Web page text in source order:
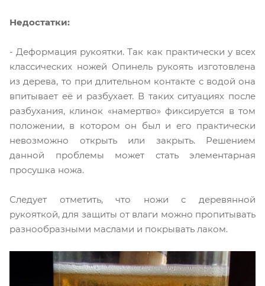
Недостатки:
- Деформация рукоятки. Так как практически у всех
классических ножей Опинель рукоять изготовлена
из дерева, то при длительном контакте с водой она
впитывает её и разбухает. В таких ситуациях после
разбухания, клинок «намертво» фиксируется в том
положении, в котором он был и его практически
невозможно открыть или закрыть. Решением
данной проблемы может стать элементарная
просушка ножа.
Следует отметить, что ножи с деревянной
рукояткой, для защиты от влаги можно пропитывать
разнообразными маслами и покрывать лаком.